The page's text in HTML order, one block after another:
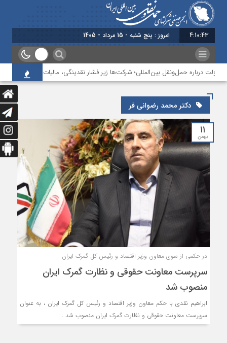
4:10:43 امروز : پنج شنبه - 15 مرداد - 1405
درباره حمل‌ونقل بین‌المللی؛ شرکت‌ها زیر فشار نقدینگی، مالیات و افت عملیات
دکتر محمد رضوانی فر
۱۱
بهمن
در حکمی از سوی معاون وزیر اقتصاد و رئیس کل گمرک ایران
سرپرست معاونت حقوقی و نظارت گمرک ایران
منصوب شد
ابراهیم نقدی با حکم معاون وزیر اقتصاد و رئیس کل گمرک ایران ، به عنوان
سرپرست معاونت حقوقی و نظارت گمرک ایران منصوب شد .